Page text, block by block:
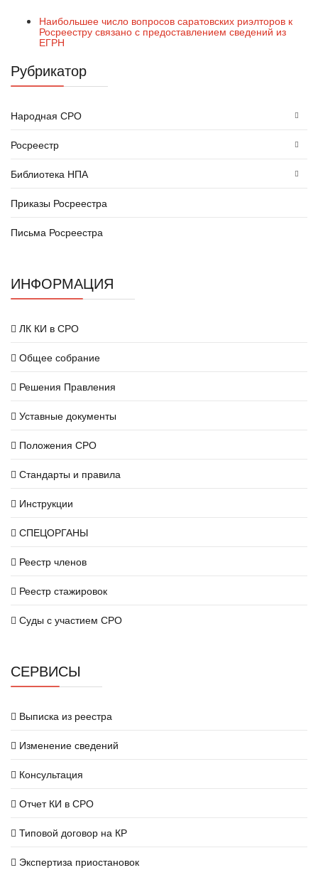
Наибольшее число вопросов саратовских риэлторов к
Росреестру связано с предоставлением сведений из
ЕГРН
Рубрикатор
Народная СРО
Росреестр
Библиотека НПА
Приказы Росреестра
Письма Росреестра
ИНФОРМАЦИЯ
ЛК КИ в СРО
Общее собрание
Решения Правления
Уставные документы
Положения СРО
Стандарты и правила
Инструкции
СПЕЦОРГАНЫ
Реестр членов
Реестр стажировок
Суды с участием СРО
СЕРВИСЫ
Выписка из реестра
Изменение сведений
Консультация
Отчет КИ в СРО
Типовой договор на КР
Экспертиза приостановок